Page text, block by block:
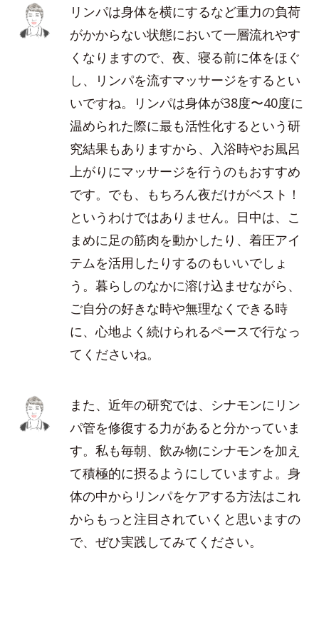
リンパは身体を横にするなど重力の負荷
がかからない状態において一層流れやす
くなりますので、夜、寝る前に体をほぐ
し、リンパを流すマッサージをするとい
いですね。リンパは身体が38度〜40度に
温められた際に最も活性化するという研
究結果もありますから、入浴時やお風呂
上がりにマッサージを行うのもおすすめ
です。でも、もちろん夜だけがベスト！
というわけではありません。日中は、こ
まめに足の筋肉を動かしたり、着圧アイ
テムを活用したりするのもいいでしょ
う。暮らしのなかに溶け込ませながら、
ご自分の好きな時や無理なくできる時
に、心地よく続けられるペースで行なっ
てくださいね。
また、近年の研究では、シナモンにリン
パ管を修復する力があると分かっていま
す。私も毎朝、飲み物にシナモンを加え
て積極的に摂るようにしていますよ。身
体の中からリンパをケアする方法はこれ
からもっと注目されていくと思いますの
で、ぜひ実践してみてください。